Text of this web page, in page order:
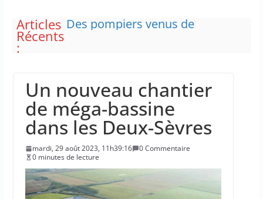
Articles
Récents
:
Des pompiers venus de
amenées à augmenter
Les enterrements de vie de jeune
fille sous la pression
Le taux d’intérêt de la dette
emprunte est de 4 %
Les plages du Débarquement de
Normandie ont été inscrites au
patrimoine mondial de l’Unesco
Un nouveau chantier
de méga-bassine
dans les Deux-Sèvres
mardi, 29 août 2023, 11h39:16
0 Commentaire
0 minutes de lecture